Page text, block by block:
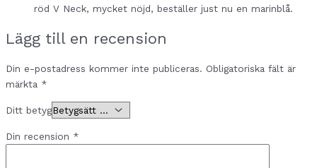
röd V Neck, mycket nöjd, beställer just nu en marinblå.
Lägg till en recension
Din e-postadress kommer inte publiceras. Obligatoriska fält är
märkta *
Ditt betyg
Din recension *